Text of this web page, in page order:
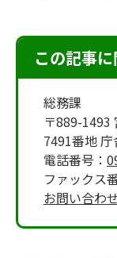
この記事
総務課
〒889-1493
7491番地
電話番号：
ファックス
お問い合わ